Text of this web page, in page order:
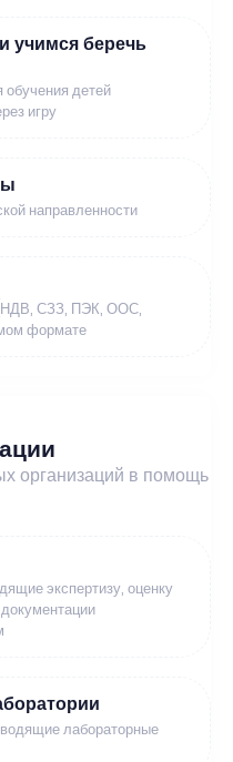
учимся беречь
обучения детей
игру
направленности
(НДВ, СЗЗ, ПЭК, ООС,
формате
организаций в помощь
экспертизу, оценку
лабораторные